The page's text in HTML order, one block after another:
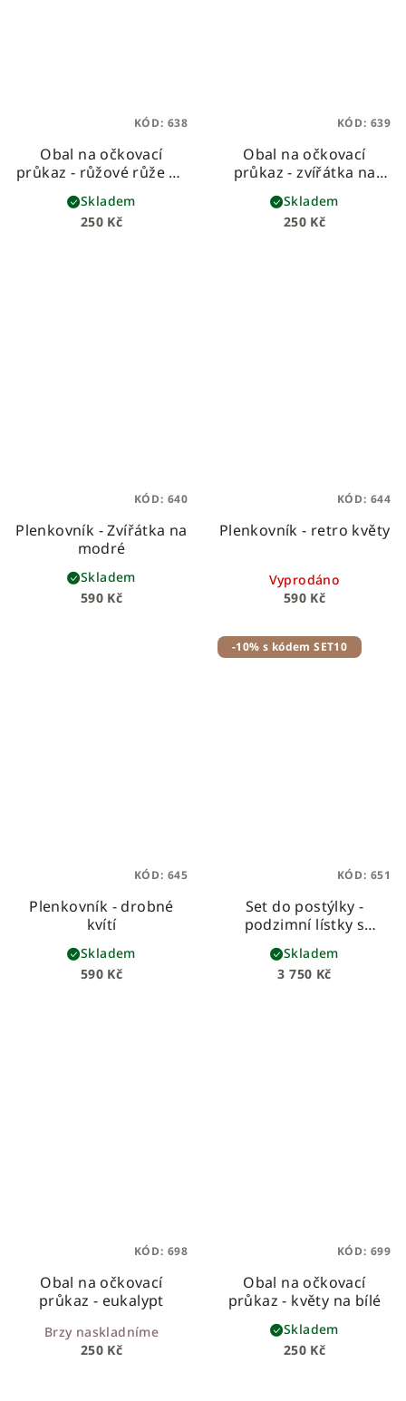
Obal na očkovací
průkaz - růžové růže na
250 Kč
Skladem
KÓD: 638
Obal na očkovací
průkaz - zvířátka na
250 Kč
Skladem
KÓD: 639
Plenkovník - Zvířátka na
modré
590 Kč
Skladem
KÓD: 640
Plenkovník - retro květy
590 Kč
Vyprodáno
KÓD: 644
Plenkovník - drobné
kvítí
590 Kč
Skladem
KÓD: 645
-10% s kódem SET10
Set do postýlky -
podzimní lístky s
pudrovým velvetem
3 750 Kč
Skladem
KÓD: 651
Obal na očkovací
průkaz - eukalypt
250 Kč
Brzy naskladníme
KÓD: 698
Obal na očkovací
průkaz - květy na bílé
250 Kč
Skladem
KÓD: 699